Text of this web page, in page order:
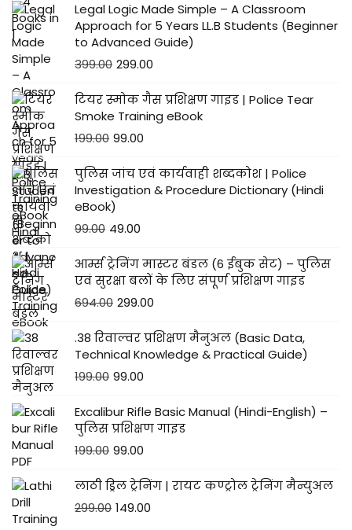
Legal Logic Made Simple – A Classroom
Approach for 5 Years LL.B Students (Beginner
to Advanced Guide)
399.00 299.00
टियर स्मोक गैस प्रशिक्षण गाइड | Police Tear
Smoke Training eBook
199.00 99.00
पुलिस जांच एवं कार्यवाही शब्दकोश | Police
Investigation & Procedure Dictionary (Hindi
eBook)
99.00 49.00
आर्म्स ट्रेनिंग मास्टर बंडल (6 ईबुक सेट) – पुलिस
एवं सुरक्षा बलों के लिए संपूर्ण प्रशिक्षण गाइड
694.00 299.00
.38 रिवाल्वर प्रशिक्षण मैनुअल (Basic Data,
Technical Knowledge & Practical Guide)
199.00 99.00
Excalibur Rifle Basic Manual (Hindi-English) –
पुलिस प्रशिक्षण गाइड
199.00 99.00
लाठी ड्रिल ट्रेनिंग | रायट कण्ट्रोल ट्रेनिंग मैन्युअल
299.00 149.00